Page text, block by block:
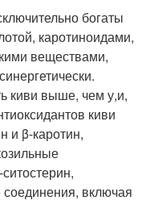
богаты
каротиноидами,
веществами,
киви выше, чем у,и,
киви
и β-каротин,
включая